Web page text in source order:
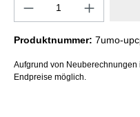
Produktnummer: 7umo-
Aufgrund von
Endpreise möglich.